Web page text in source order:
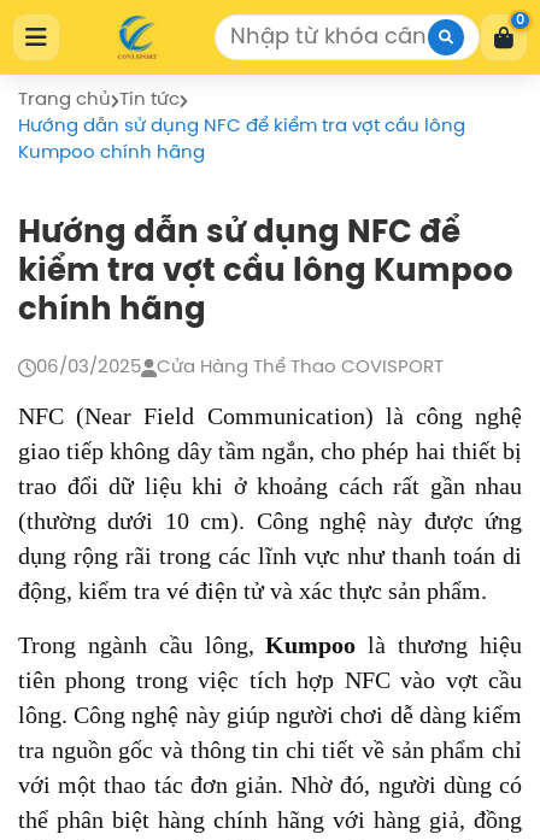
Cửa Hàng Thể Thao COVISPORT
Cửa Hàng Thể Thao COVISPORT
0772155559
https://covisport.com/
0
Trang chủ Tin tức
Hướng dẫn sử dụng NFC để kiểm tra vợt cầu lông
Kumpoo chính hãng
Hướng dẫn sử dụng NFC để
kiểm tra vợt cầu lông Kumpoo
chính hãng
06/03/2025 Cửa Hàng Thể Thao COVISPORT
NFC (Near Field Communication) là công nghệ
giao tiếp không dây tầm ngắn, cho phép hai thiết bị
trao đổi dữ liệu khi ở khoảng cách rất gần nhau
(thường dưới 10 cm). Công nghệ này được ứng
dụng rộng rãi trong các lĩnh vực như thanh toán di
động, kiểm tra vé điện tử và xác thực sản phẩm.
Trong ngành cầu lông,Kumpoolà thương hiệu
tiên phong trong việc tích hợp NFC vào vợt cầu
lông. Công nghệ này giúp người chơi dễ dàng kiểm
tra nguồn gốc và thông tin chi tiết về sản phẩm chỉ
với một thao tác đơn giản. Nhờ đó, người dùng có
thể phân biệt hàng chính hãng với hàng giả, đồng